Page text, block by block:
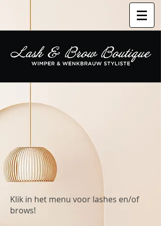
Klik in het menu voor lashes en/of
brows!